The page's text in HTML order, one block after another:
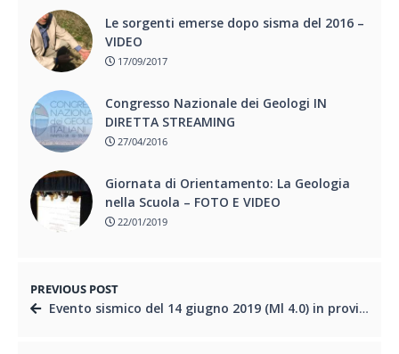
Le sorgenti emerse dopo sisma del 2016 –
VIDEO
17/09/2017
Congresso Nazionale dei Geologi IN
DIRETTA STREAMING
27/04/2016
Giornata di Orientamento: La Geologia
nella Scuola – FOTO E VIDEO
22/01/2019
PREVIOUS POST
Evento sismico del 14 giugno 2019 (Ml 4.0) in provincia di Udine, un’area ad alta pericolosità sismica